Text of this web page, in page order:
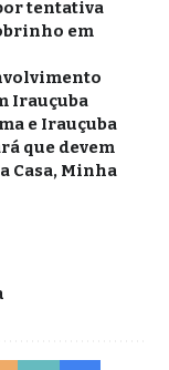
tentativa
em
Irauçuba
e Irauçuba
que devem
Casa, Minha